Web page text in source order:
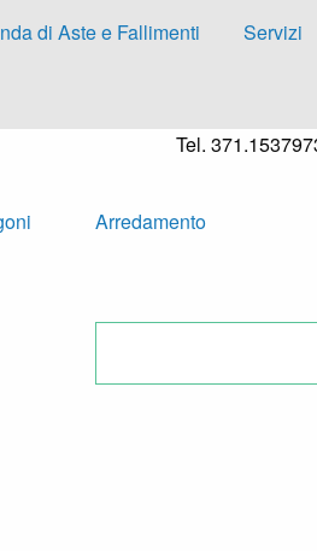
di Aste e Fallimenti Servizi
Tel.
Arredamento